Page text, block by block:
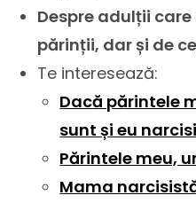
Despre adulții
părinții, dar și de
Te interesează:
Dacă părintele
sunt și eu
Părintele meu,
Mama